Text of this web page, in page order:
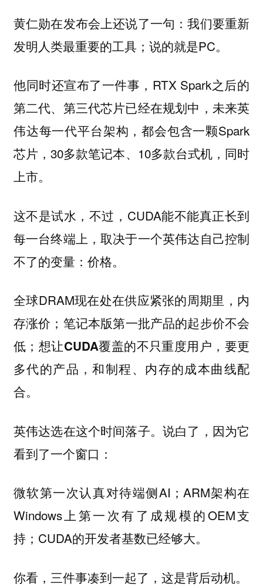
黄仁勋在发布会上还说了一句：我们要重新
发明人类最重要的工具；说的就是PC。
他同时还宣布了一件事，RTX Spark之后的
第二代、第三代芯片已经在规划中，未来英
伟达每一代平台架构，都会包含一颗Spark
芯片，30多款笔记本、10多款台式机，同时
上市。
这不是试水，不过，CUDA能不能真正长到
每一台终端上，取决于一个英伟达自己控制
不了的变量： 价格。
全球DRAM现在处在供应紧张的周期里，内
存涨价；笔记本版第一批产品的起步价不会
低； 想让CUDA覆盖的不只重度用户，要更
多代的产品，和制程、内存的成本曲线配
合。
英伟达选在这个时间落子。说白了，因为它
看到了一个窗口：
微软第一次认真对待端侧AI；ARM架构在
Windows上第一次有了成规模的OEM支
持；CUDA的开发者基数已经够大。
你看，三件事凑到一起了，这是背后动机。